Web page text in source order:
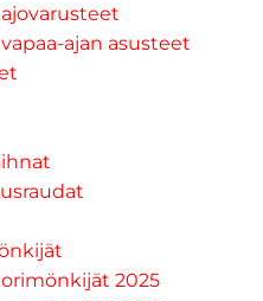
ajan asusteet
2025